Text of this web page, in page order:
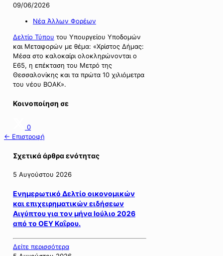
09/06/2026
Νέα Άλλων Φορέων
Δελτίο Τύπου του Υπουργείου Υποδομών
και Μεταφορών με θέμα: «Χρίστος Δήμας:
Μέσα στο καλοκαίρι ολοκληρώνονται ο
Ε65, η επέκταση του Μετρό της
Θεσσαλονίκης και τα πρώτα 10 χιλιόμετρα
του νέου ΒΟΑΚ».
Κοινοποίηση σε
0
← Επιστροφή
Σχετικά άρθρα ενότητας
5 Αυγούστου 2026
Ενημερωτικό Δελτίο οικονομικών
και επιχειρηματικών ειδήσεων
Αιγύπτου για τον μήνα Ιούλιο 2026
από το ΟΕΥ Καΐρου.
Δείτε περισσότερα